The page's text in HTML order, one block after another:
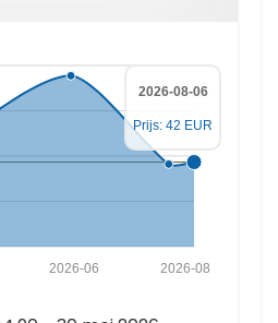
2026-08
2026-06
2026-08-06
Prijs: 42 EUR